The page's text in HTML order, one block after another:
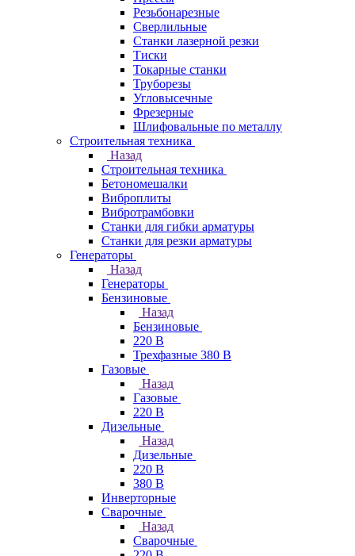
Резьбонарезные
Сверлильные
Станки лазерной резки
Тиски
Токарные станки
Труборезы
Угловысечные
Фрезерные
Шлифовальные по металлу
Строительная техника
Назад
Строительная техника
Бетономешалки
Виброплиты
Вибротрамбовки
Станки для гибки арматуры
Станки для резки арматуры
Генераторы
Назад
Генераторы
Бензиновые
Назад
Бензиновые
220 В
Трехфазные 380 В
Газовые
Назад
Газовые
220 В
Дизельные
Назад
Дизельные
220 В
380 В
Инверторные
Сварочные
Назад
Сварочные